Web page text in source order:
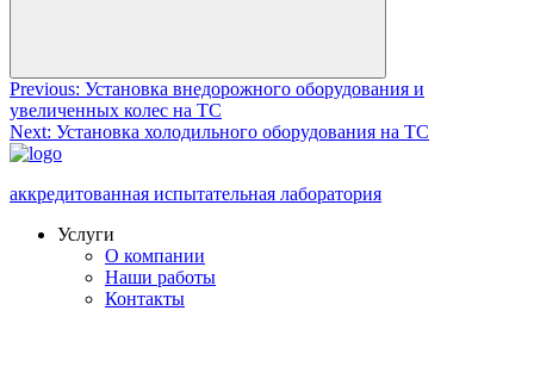
Навигация
по
записям
Previous: Установка внедорожного оборудования и
увеличенных колес на ТС
Next: Установка холодильного оборудования на ТС
аккредитованная испытательная лаборатория
Услуги
О компании
Наши работы
Контакты